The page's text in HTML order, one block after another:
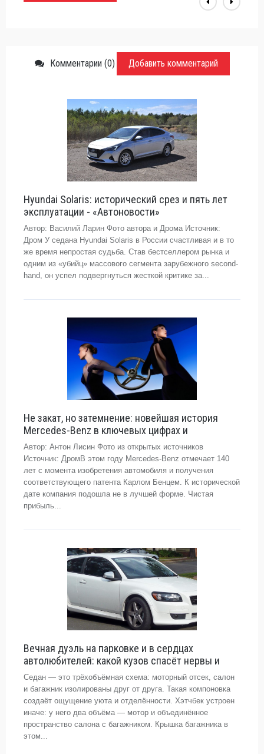
Комментарии (0) Добавить комментарий
Hyundai Solaris: исторический срез и пять лет
эксплуатации - «Автоновости»
Автор: Василий Ларин Фото автора и Дрома Источник:
Дром У седана Hyundai Solaris в России счастливая и в то
же время непростая судьба. Став бестселлером рынка и
одним из «убийц» массового сегмента зарубежного second-
hand, он успел подвергнуться жесткой критике за...
Не закат, но затемнение: новейшая история
Mercedes-Benz в ключевых цифрах и
Автор: Антон Лисин Фото из открытых источников
Источник: ДромВ этом году Mercedes-Benz отмечает 140
лет с момента изобретения автомобиля и получения
соответствующего патента Карлом Бенцем. К исторической
дате компания подошла не в лучшей форме. Чистая
прибыль...
Вечная дуэль на парковке и в сердцах
автолюбителей: какой кузов спасёт нервы и
Седан — это трёхобъёмная схема: моторный отсек, салон
и багажник изолированы друг от друга. Такая компоновка
создаёт ощущение уюта и отделённости. Хэтчбек устроен
иначе: у него два объёма — мотор и объединённое
пространство салона с багажником. Крышка багажника в
этом...